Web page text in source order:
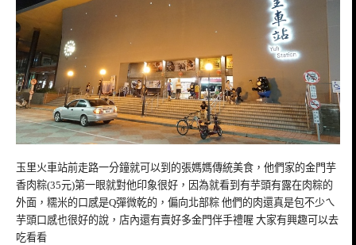
玉里火車站前走路一分鐘就可以到的張媽媽傳統美食，他們家的金門芋
香肉粽(35元)第一眼就對他印象很好，因為就看到有芋頭有露在肉粽的
外面，糯米的口感是Q彈微乾的，偏向北部粽 他們的肉還真是包不少ㄟ
芋頭口感也很好的說，店內還有賣好多金門伴手禮喔 大家有興趣可以去
吃看看